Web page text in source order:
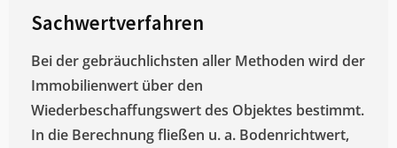
Sachwertverfahren
Bei der gebräuchlichsten aller Methoden wird der
Immobilienwert über den
Wiederbeschaffungswert des Objektes bestimmt.
In die Berechnung fließen u. a. Bodenrichtwert,